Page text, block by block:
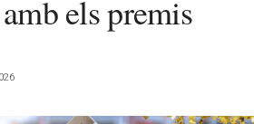
els premis